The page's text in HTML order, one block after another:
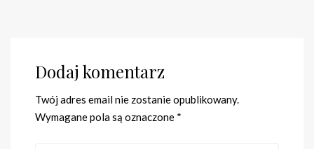
Dodaj komentarz
Twój adres email nie zostanie opublikowany.
Wymagane pola są oznaczone *